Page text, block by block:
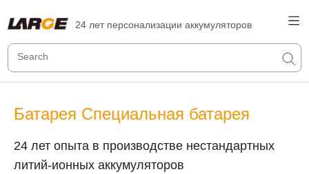
24 лет персонализации аккумуляторов
Батарея Специальная батарея
24 лет опыта в производстве нестандартных
литий-ионных аккумуляторов